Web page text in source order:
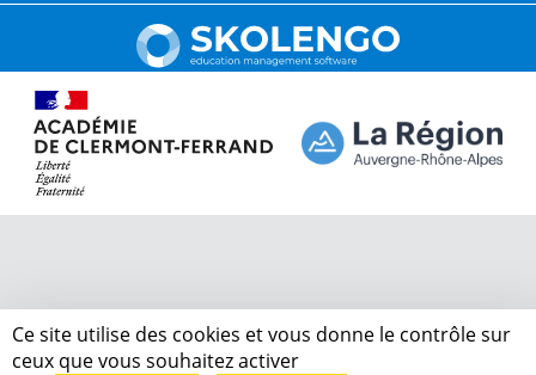
Ce site utilise des cookies et vous donne le contrôle sur
ceux que vous souhaitez activer